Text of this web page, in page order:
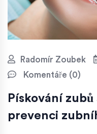
Radomír Zoubek
Komentáře (0)
Pískování
prevenci